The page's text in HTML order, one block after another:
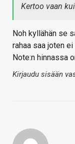
Kertoo vaan
Noh kyllähän se
rahaa saa joten
Note:n hinnassa
Kirjaudu sisään